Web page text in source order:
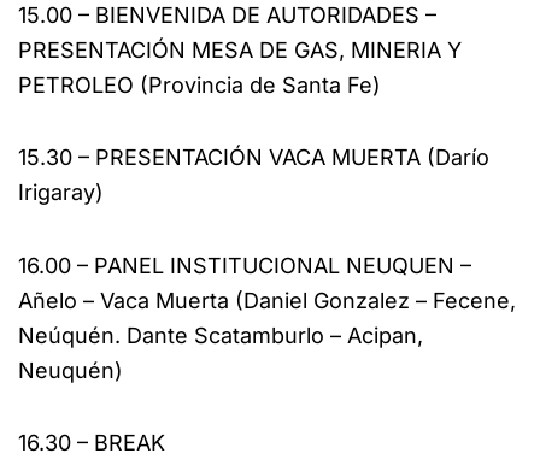
15.00 – BIENVENIDA DE AUTORIDADES –
PRESENTACIÓN MESA DE GAS, MINERIA Y
PETROLEO (Provincia de Santa Fe)
15.30 – PRESENTACIÓN VACA MUERTA (Darío
Irigaray)
16.00 – PANEL INSTITUCIONAL NEUQUEN –
Añelo – Vaca Muerta (Daniel Gonzalez – Fecene,
Neúquén. Dante Scatamburlo – Acipan,
Neuquén)
16.30 – BREAK